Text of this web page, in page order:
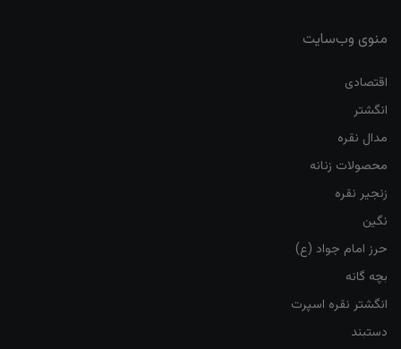
منوی وب‌سایت
اقتصادی
انگشتر
مدال نقره
محصولات زنانه
زنجیر نقره
نگین
حرز امام جواد (ع)
بچه گانه
انگشتر نقره اسپرت
دستبند